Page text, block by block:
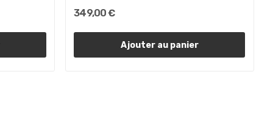
349,00 €
Ajouter au panier